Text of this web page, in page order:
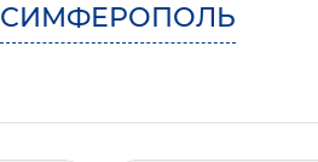
СИМФЕРОПОЛЬ